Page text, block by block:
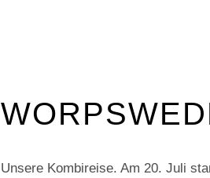
Unsere Kombireise. Am 20. Juli